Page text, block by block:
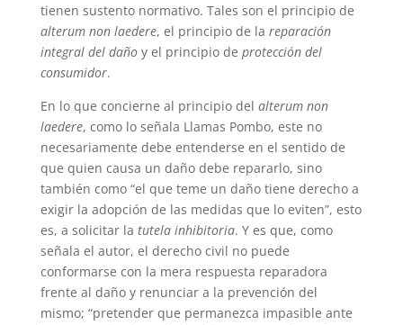
tienen sustento normativo. Tales son el principio de
alterum non laedere, el principio de la reparación
integral del dañoy el principio de protección del
consumidor.
En lo que concierne al principio del alterum non
laedere, como lo señala Llamas Pombo, este no
necesariamente debe entenderse en el sentido de
que quien causa un daño debe repararlo, sino
también como “el que teme un daño tiene derecho a
exigir la adopción de las medidas que lo eviten”, esto
es, a solicitar la tutela inhibitoria. Y es que, como
señala el autor, el derecho civil no puede
conformarse con la mera respuesta reparadora
frente al daño y renunciar a la prevención del
mismo; “pretender que permanezca impasible ante